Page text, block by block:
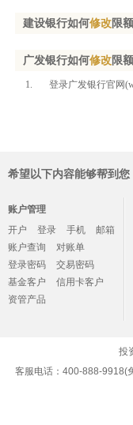
建设银行如何修改限
广发银行如何修改限
1. 登录广发银行官网
希望以下内容能够帮到您
账户管理
开户
登录 手机
邮箱
账户查询
对账单
登录密码
交易密码
基金客户
信用卡客户
资管产品
投
客服电话：400-888-9918(